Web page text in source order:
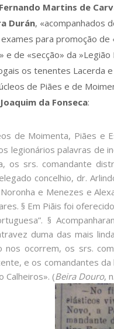
Fernando Martins de
Durán, «acompanhados
para promoção
e de «secção» da
os tenentes Lacerda
de Piães e de
da Fonseca:
de Moimenta, Piães e
legionários palavras de
os srs. comandante
concelhio, dr.
e Menezes e
§ Em Piãis foi
§
duma das mais
nos ocorrem, os srs.
e os comandantes
Calheiros». (Beira Douro,